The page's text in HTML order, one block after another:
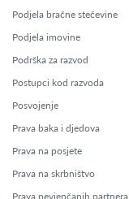
Podjela bračne stečevine
Podjela imovine
Podrška za razvod
Postupci kod razvoda
Posvojenje
Prava baka i djedova
Prava na posjete
Prava na skrbništvo
Prava nevjenčanih partnera